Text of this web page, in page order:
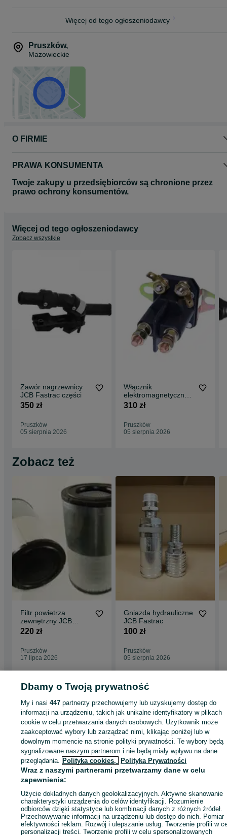
Więcej od tego ogłoszeniodawcy
Pruszków,
Mazowieckie
O FIRMIE
PRAWA KONSUMENTA
Twoje zakupy u przedsiębiorców są chronione przez
prawo ochrony konsumentów.
Więcej od tego ogłoszeniodawcy
Zobacz wszystkie
Zawór nagrzewnicy
JCB Fastrac części
350 zł
Pruszków
05 sierpnia 2026
Włącznik
elektromagnetyczny -
przekaźnik JCB
Fastrac 250,- netto
310 zł
Pruszków
05 sierpnia 2026
Zobacz też
Filtr powietrza
zewnętrzny JCB
Fastrac
220 zł
Pruszków
17 lipca 2026
Gniazda hydrauliczne
JCB Fastrac
100 zł
Pruszków
05 sierpnia 2026
Strona główna Rolnictwo Części do maszyn rolniczych
Części do maszyn
rolniczych - Mazowieckie
Części do maszyn rolniczych - Pruszków
KATEGORIA
ID: 493806362 Wyświetlenia:
Zadzwoń / SMS Wyślij wiadomość
Dbamy o Twoją prywatność
My i nasi447 partnerzy przechowujemy lub uzyskujemy dostęp do
informacji na urządzeniu, takich jak unikalne identyfikatory w plikach
cookie w celu przetwarzania danych osobowych. Użytkownik może
zaakceptować wybory lub zarządzać nimi, klikając poniżej lub w
dowolnym momencie na stronie polityki prywatności. Te wybory będą
sygnalizowane naszym partnerom i nie będą miały wpływu na dane
przeglądania. Polityka cookies, Polityka Prywatności
Wraz z naszymi partnerami przetwarzamy dane w celu
zapewnienia:
Użycie dokładnych danych geolokalizacyjnych. Aktywne skanowanie
charakterystyki urządzenia do celów identyfikacji. Rozumienie
odbiorców dzięki statystyce lub kombinacji danych z różnych źródeł.
Przechowywanie informacji na urządzeniu lub dostęp do nich. Pomiar
efektywności reklam. Rozwój i ulepszanie usług. Tworzenie profili w
personalizacji treści. Tworzenie profili w celu spersonalizowanych